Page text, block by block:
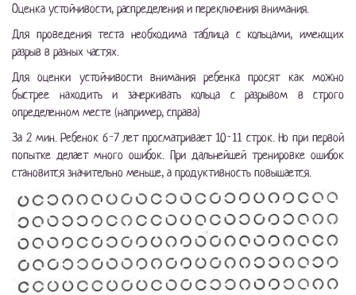
Оценка устойчивости, распределения и переключения внимания.
Для проведения теста необходима таблица с кольцами, имеющих
разрыв в разных частях.
Для оценки устойчивости внимания ребенка просят как можно
быстрее находить и зачеркивать кольца с разрывом в строго
определенном месте (например, справа)
За 2 мин. Ребенок6-7лет просматривает 10-11 строк.Но при первой
попытке делает много ошибок. При дальнейшей тренировке ошибок
становится значительно меньше, а продуктивность повышается.